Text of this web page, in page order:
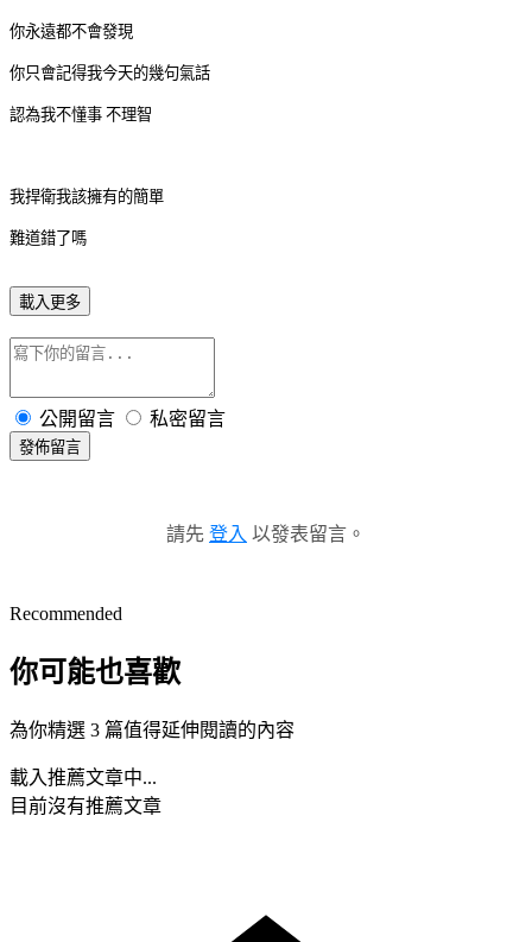
你永遠都不會發現
你只會記得我今天的幾句氣話
認為我不懂事 不理智
我捍衛我該擁有的簡單
難道錯了嗎
載入更多
公開留言 私密留言
發佈留言
請先 登入 以發表留言。
Recommended
你可能也喜歡
為你精選 3 篇值得延伸閱讀的內容
載入推薦文章中...
目前沒有推薦文章